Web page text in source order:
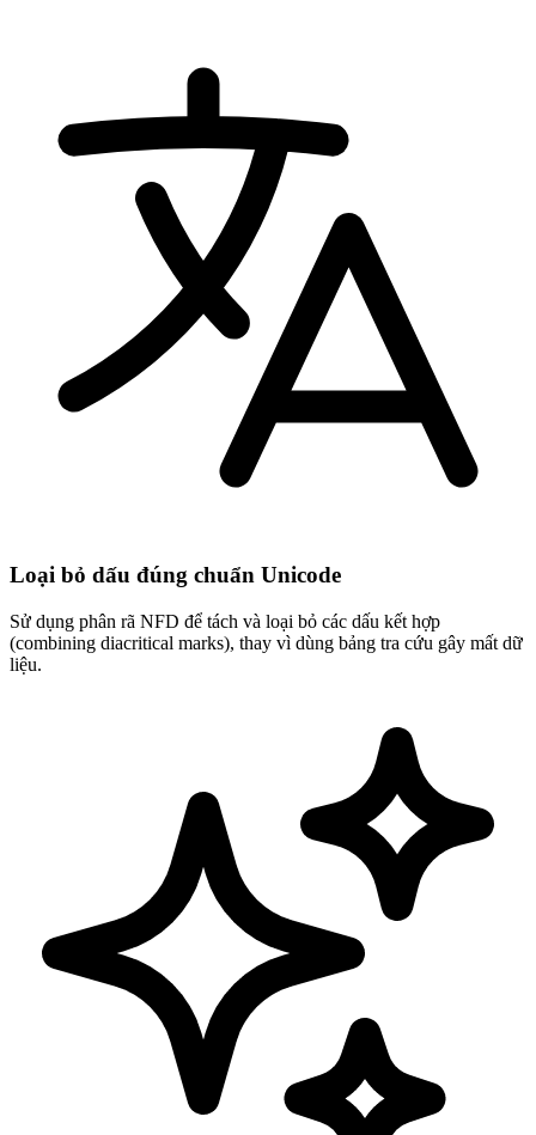
Loại bỏ dấu đúng chuẩn Unicode
Sử dụng phân rã NFD để tách và loại bỏ các dấu kết hợp
(combining diacritical marks), thay vì dùng bảng tra cứu gây mất dữ
liệu.